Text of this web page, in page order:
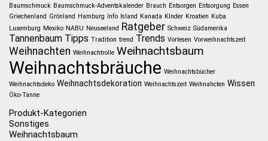
Baumschmuck Baumschmuck-Adventskalender Brauch Entsorgen Entsorgung Essen
Griechenland Grönland Hamburg Info Island Kanada KInder Kroatien Kuba
Luxemburg Mexiko NABU Neuseeland Ratgeber Schweiz Südamerika
Tannenbaum Tipps Tradition trend Trends Vorlesen Vorweihnachtszeit
Weihnachten Weihnachtrolle Weihnachtsbaum
Weihnachtsbräuche Weihnachtsbücher
Weihnachtsdeko Weihnachtsdekoration Weihnachtszeit Weihnahcten Wissen
Öko-Tanne
Produkt-Kategorien
Sonstiges
Weihnachtsbaum